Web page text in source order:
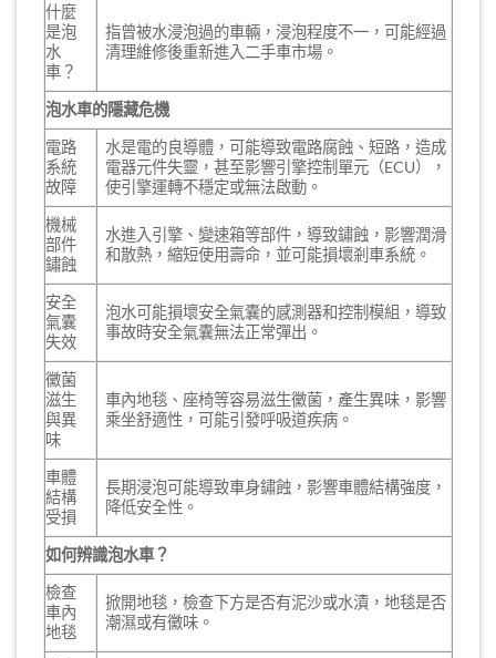
什麼
是泡
水
車？
指曾被水浸泡過的車輛，浸泡程度不一，可能經過
清理維修後重新進入二手車市場。
泡水車的隱藏危機
電路
系統
故障
水是電的良導體，可能導致電路腐蝕、短路，造成
電器元件失靈，甚至影響引擎控制單元（ECU），
使引擎運轉不穩定或無法啟動。
機械
部件
鏽蝕
水進入引擎、變速箱等部件，導致鏽蝕，影響潤滑
和散熱，縮短使用壽命，並可能損壞剎車系統。
安全
氣囊
失效
泡水可能損壞安全氣囊的感測器和控制模組，導致
事故時安全氣囊無法正常彈出。
黴菌
滋生
與異
味
車內地毯、座椅等容易滋生黴菌，產生異味，影響
乘坐舒適性，可能引發呼吸道疾病。
車體
結構
受損
長期浸泡可能導致車身鏽蝕，影響車體結構強度，
降低安全性。
如何辨識泡水車？
檢查
車內
地毯
掀開地毯，檢查下方是否有泥沙或水漬，地毯是否
潮濕或有黴味。